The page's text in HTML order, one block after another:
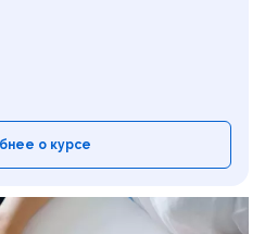
о курсе